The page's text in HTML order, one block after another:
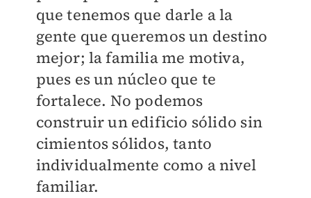
que tenemos que darle a la
gente que queremos un destino
mejor; la familia me motiva,
pues es un núcleo que te
fortalece. No podemos
construir un edificio sólido sin
cimientos sólidos, tanto
individualmente como a nivel
familiar.